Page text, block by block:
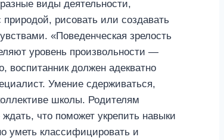
виды деятельности,
рисовать или создавать
«Поведенческая зрелость
уровень произвольности —
воспитанник должен адекватно
Умение сдерживаться,
школы. Родителям
что поможет укрепить навыки
уметь классифицировать и